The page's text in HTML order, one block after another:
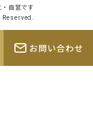
自営です
お問い合わせ